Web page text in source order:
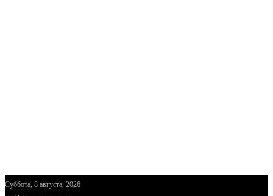
Суббота, 8 августа, 2026